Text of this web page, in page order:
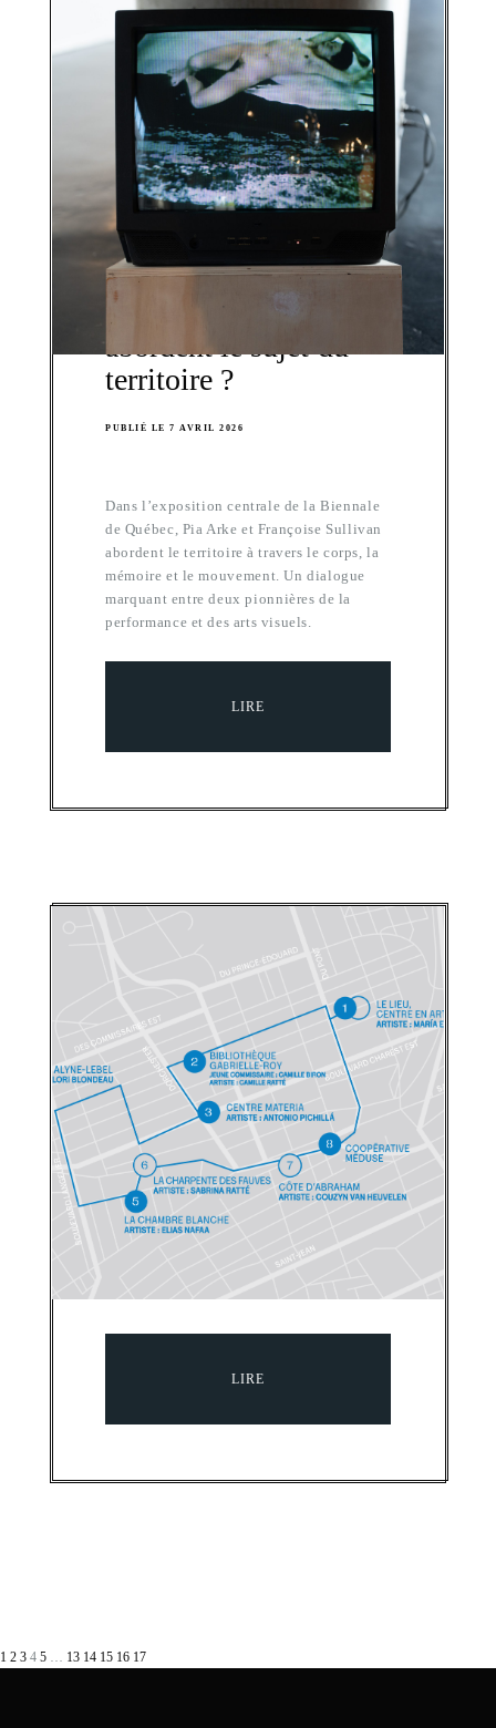
NON CLASSIFIÉ(E)
Comment deux
femmes pionnères de
la performances
abordent le sujet du
territoire ?
PUBLIÉ LE 7 AVRIL 2026
Dans l’exposition centrale de la Biennale
de Québec, Pia Arke et Françoise Sullivan
abordent le territoire à travers le corps, la
mémoire et le mouvement. Un dialogue
marquant entre deux pionnières de la
performance et des arts visuels.
LIRE
BIENNALE DE QUÉBEC
Parcours Saint-Roch
LIRE
1 2 3 4 5 … 13 14 15 16 17